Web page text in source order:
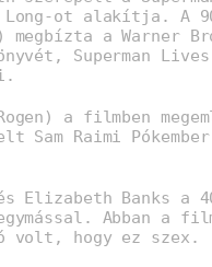
Long-ot alakítja. A
a Warner
Superman
a filmben
Sam Raimi
Elizabeth Banks a
Abban a
volt, hogy ez szex.